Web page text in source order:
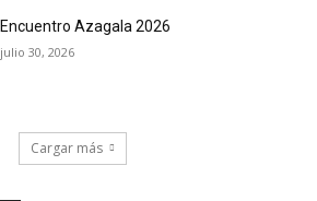
Encuentro Azagala 2026
julio 30, 2026
Cargar más